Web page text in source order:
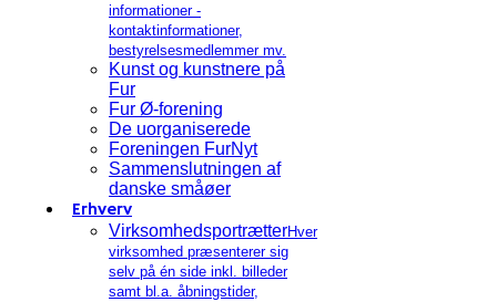
informationer -
kontaktinformationer,
bestyrelsesmedlemmer mv.
Kunst og kunstnere på
Fur
Fur Ø-forening
De uorganiserede
Foreningen FurNyt
Sammenslutningen af
danske småøer
Erhverv
VirksomhedsportrætterHver
virksomhed præsenterer sig
selv på én side inkl. billeder
samt bl.a. åbningstider,